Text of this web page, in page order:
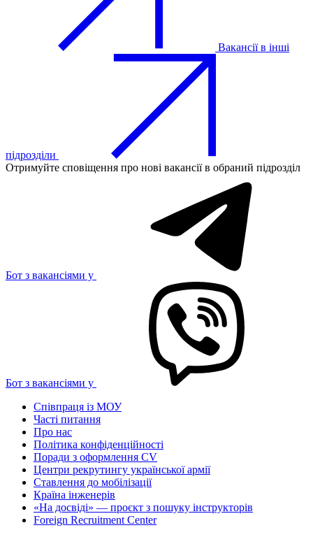
Вакансії в інші
підрозділи
Отримуйте сповіщення про нові вакансії в обраний підрозділ
Бот з вакансіями у
Бот з вакансіями у
Співпраця із МОУ
Часті питання
Про нас
Політика конфіденційності
Поради з оформлення CV
Центри рекрутингу української армії
Ставлення до мобілізації
Країна інженерів
«На досвіді» — проєкт з пошуку інструкторів
Foreign Recruitment Center